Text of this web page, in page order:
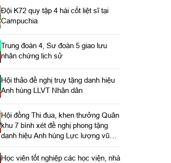
Đội K72 quy tập 4 hài cốt liệt sĩ tại
Campuchia
Trung đoàn 4, Sư đoàn 5 giao lưu
nhân chứng lịch sử
Hội thảo đề nghị truy tặng danh hiệu
Anh hùng LLVT Nhân dân
Hội đồng Thi đua, khen thưởng Quân
khu 7 bình xét đề nghị phong tặng
danh hiệu Anh hùng Lực lượng vũ
trang nhân dân
Học viên tốt nghiệp các học viện, nhà